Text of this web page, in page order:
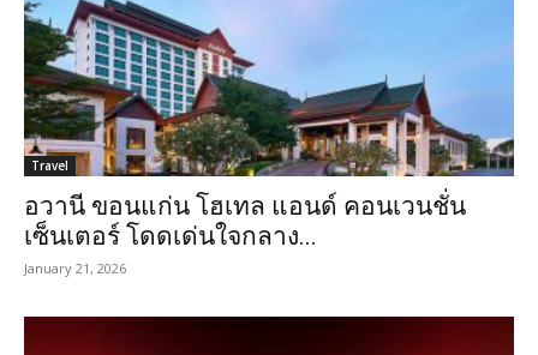
Travel
อวานี ขอนแก่น โฮเทล แอนด์ คอนเวนชั่น
เซ็นเตอร์ โดดเด่นใจกลาง...
January 21, 2026